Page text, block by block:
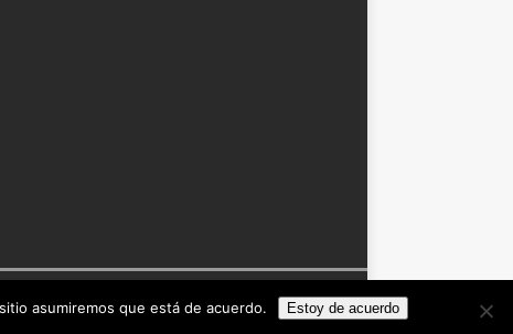
asumiremos que está de acuerdo. Estoy de acuerdo